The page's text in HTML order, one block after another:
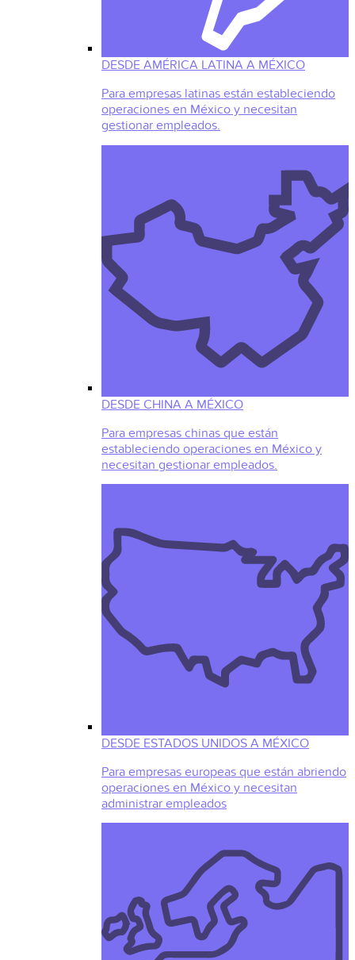
DESDE AMÉRICA LATINA A MÉXICO
Para empresas latinas están estableciendo
operaciones en México y necesitan
gestionar empleados.
DESDE CHINA A MÉXICO
Para empresas chinas que están
estableciendo operaciones en México y
necesitan gestionar empleados.
DESDE ESTADOS UNIDOS A MÉXICO
Para empresas europeas que están abriendo
operaciones en México y necesitan
administrar empleados